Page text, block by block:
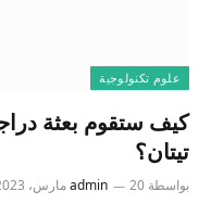
علوم تكنولوجية
كيف ستقوم بعثة
تيتان؟
بواسطة admin 20 مارس، 2023